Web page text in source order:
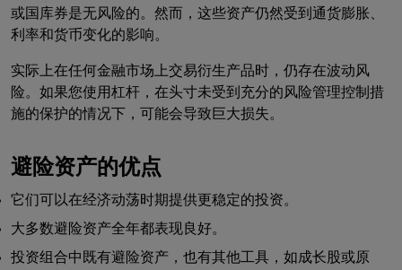
或国库券是无风险的。然而，这些资产仍然受到通货膨胀、
利率和货币变化的影响。
实际上在任何金融市场上交易衍生产品时，仍存在波动风
险。如果您使用杠杆，在头寸未受到充分的风险管理控制措
施的保护的情况下，可能会导致巨大损失。
避险资产的优点
它们可以在经济动荡时期提供更稳定的投资。
大多数避险资产全年都表现良好。
投资组合中既有避险资产，也有其他工具，如成长股或原